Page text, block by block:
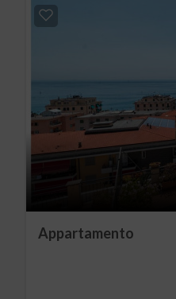
Appartamento